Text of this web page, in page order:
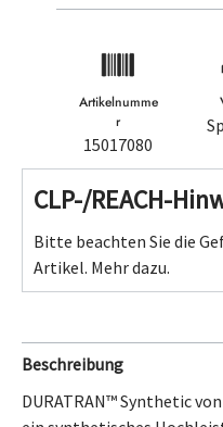
Artikelnumme
r
15017080
CLP-/REACH-
Bitte beachten Sie die
Artikel. Mehr dazu.
Beschreibung
DURATRAN™ Synthetic